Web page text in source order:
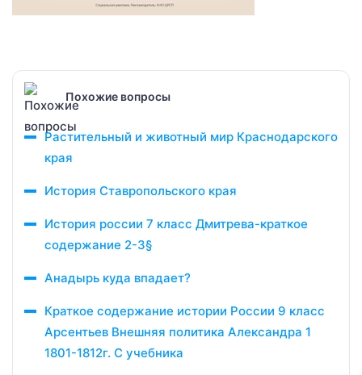
Похожие вопросы
Растительный и животный мир Краснодарского
края
История Ставропольского края
История россии 7 класс Дмитрева-краткое
содержание 2-3§
Анадырь куда впадает?
Краткое содержание истории России 9 класс
Арсентьев Внешняя политика Александра 1
1801-1812г. С учебника